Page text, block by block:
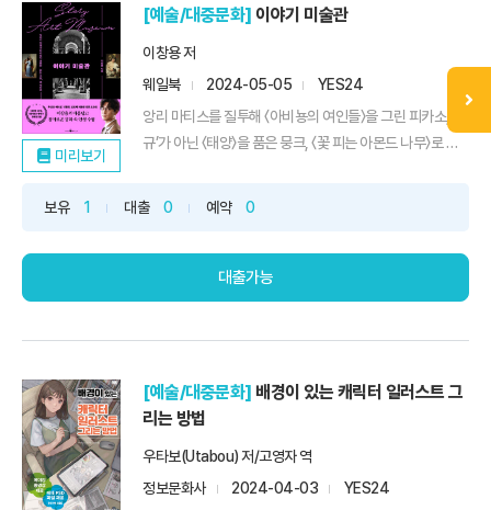
미리보기
[예술/대중문화] 이야기 미술관
이창용 저
웨일북
2024-05-05
YES24
앙리 마티스를 질투해 〈아비뇽의 여인들〉을 그린 피카소,‘절
규’가 아닌 〈태양〉을 품은 뭉크, 〈꽃 피는 아몬드 나무〉로 조
서 조우하는 불멸의 작품들그림의 방을 거닐며 서사를 만나
보유 1 대출 0 예약 0
대출가능
[예술/대중문화] 배경이 있는 캐릭터 일러스트 그
리는 방법
우타보(Utabou) 저/고영자 역
정보문화사
2024-04-03
YES24